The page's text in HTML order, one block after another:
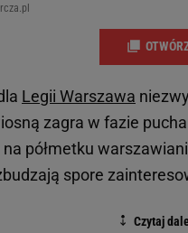
Legii Warszawa
zagra w fazie
na półmetku
spore